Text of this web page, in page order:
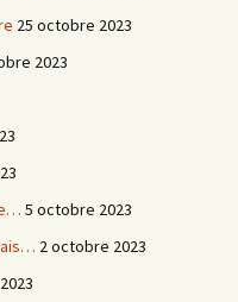
25 octobre 2023
2023
5 octobre 2023
2 octobre 2023